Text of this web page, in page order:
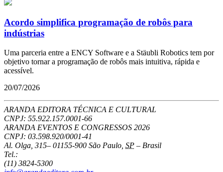
Acordo simplifica programação de robôs para
indústrias
Uma parceria entre a ENCY Software e a Stäubli Robotics tem por
objetivo tornar a programação de robôs mais intuitiva, rápida e
acessível.
20/07/2026
ARANDA EDITORA TÉCNICA E CULTURAL
CNPJ: 55.922.157.0001-66
ARANDA EVENTOS E CONGRESSOS 2026
CNPJ: 03.598.920/0001-41
Al. Olga, 315– 01155-900 São Paulo SP – Brasil
Tel.:
(11) 3824-5300